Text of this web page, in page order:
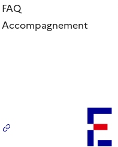
FAQ
Accompagnement